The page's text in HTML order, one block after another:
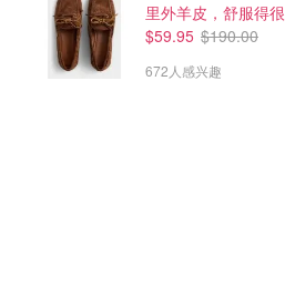
里外羊皮，舒服得很
$59.95 $190.00
672人感兴趣